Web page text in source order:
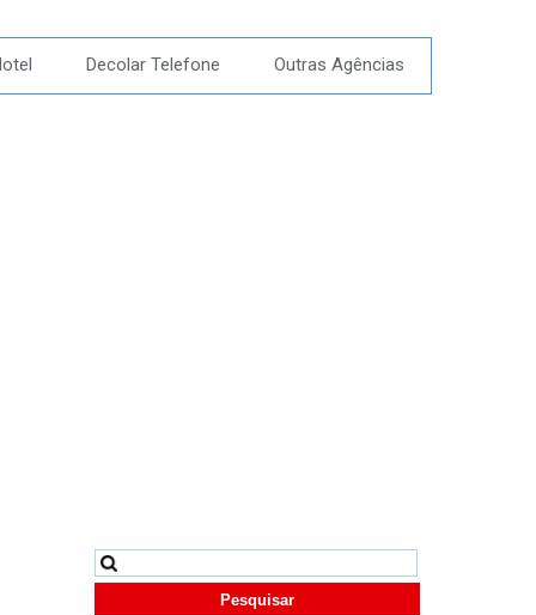
Decolar Telefone Outras Agências
Pesquisar
por: